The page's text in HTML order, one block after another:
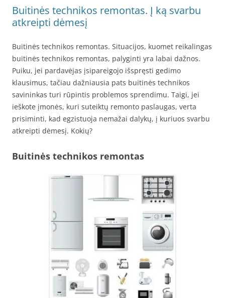
Buitinės technikos remontas. Į ką svarbu
atkreipti dėmesį
Buitinės technikos remontas. Situacijos, kuomet reikalingas
buitinės technikos remontas, palyginti yra labai dažnos.
Puiku, jei pardavėjas įsipareigojo išspręsti gedimo
klausimus, tačiau dažniausia pats buitinės technikos
savininkas turi rūpintis problemos sprendimu. Taigi, jei
ieškote įmonės, kuri suteiktų remonto paslaugas, verta
prisiminti, kad egzistuoja nemažai dalykų, į kuriuos svarbu
atkreipti dėmesį. Kokių?
Buitinės technikos remontas